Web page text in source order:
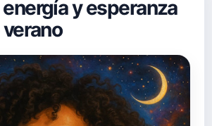
y esperanza